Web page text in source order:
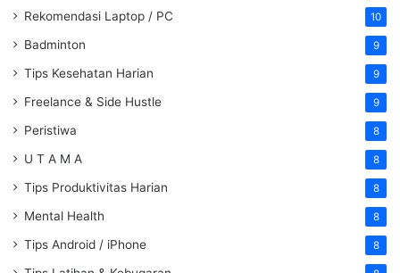
Rekomendasi Laptop / PC 10
Badminton 9
Tips Kesehatan Harian 9
Freelance & Side Hustle 9
Peristiwa 8
U T A M A 8
Tips Produktivitas Harian 8
Mental Health 8
Tips Android / iPhone 8